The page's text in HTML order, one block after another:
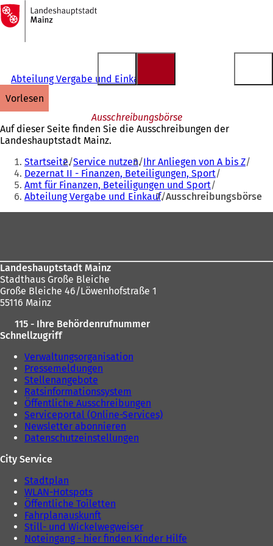
Inhalt anspringen
Zur
Startseite
Abteilung Vergabe und Einkauf
vorlesen
Ausschreibungsbörse
Auf dieser Seite finden Sie die Ausschreibungen der
Landeshauptstadt Mainz.
Sie
befinden
sich
hier:
Startseite Service nutzen Ihr Anliegen von A bis Z
Dezernat II - Finanzen, Beteiligungen, Sport
Amt für Finanzen, Beteiligungen und Sport
Abteilung Vergabe und Einkauf Ausschreibungsbörse
Landeshauptstadt Mainz
Stadthaus Große Bleiche
Große Bleiche 46/Löwenhofstraße 1
55116 Mainz
115 - Ihre Behördenrufnummer
Schnellzugriff
Verwaltungsorganisation
Pressemeldungen
Stellenangebote
Ratsinformationssystem
Öffentliche Ausschreibungen
Serviceportal (Online-Services)
Newsletter abonnieren
Datenschutzeinstellungen
City Service
Stadtplan
WLAN-Hotspots
Öffentliche Toiletten
Fahrplanauskunft
Still- und Wickelwegweiser
Noteingang - hier finden Kinder Hilfe